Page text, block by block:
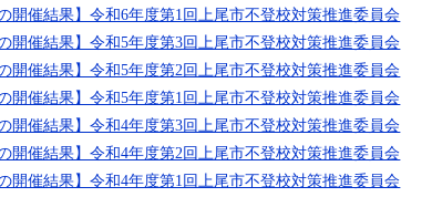
の開催結果】令和6年度第1回上尾市不登校対策推進委員会
の開催結果】令和5年度第3回上尾市不登校対策推進委員会
の開催結果】令和5年度第2回上尾市不登校対策推進委員会
の開催結果】令和5年度第1回上尾市不登校対策推進委員会
の開催結果】令和4年度第3回上尾市不登校対策推進委員会
の開催結果】令和4年度第2回上尾市不登校対策推進委員会
の開催結果】令和4年度第1回上尾市不登校対策推進委員会